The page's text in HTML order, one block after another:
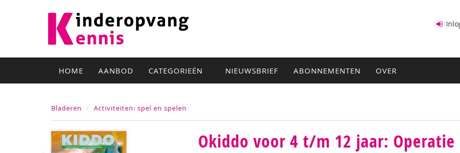
HOME AANBOD CATEGORIEËN NIEUWSBRIEF ABONNEMENTEN OVER
Bladeren Activiteiten: spel en spelen
Okiddo voor 4 t/m 12 jaar: Operatie